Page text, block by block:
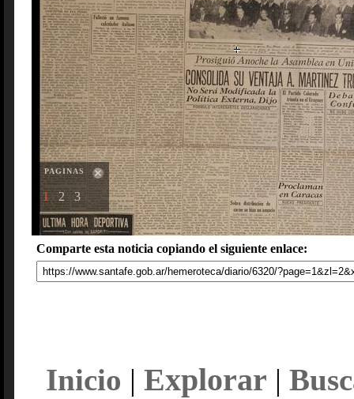
PAGINAS
1 2 3
Comparte esta noticia copiando el siguiente enlace:
Inicio | Explorar |